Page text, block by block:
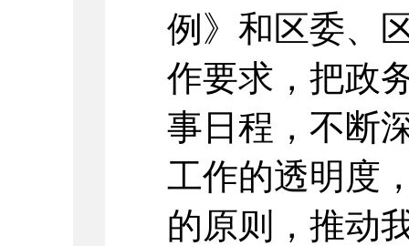
例》和区委、
作要求，把政
事日程，不断
工作的透明度
的原则，推动